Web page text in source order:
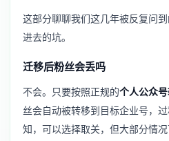
这部分聊聊我们这几年被反复问
进去的坑。
迁移后粉丝会丢吗
不会。只要按照正规的个人公众
丝会自动被转移到目标企业号，
知，可以选择取关，但大部分情